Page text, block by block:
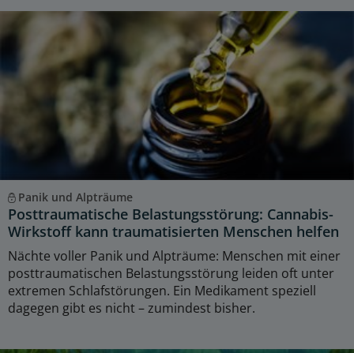
Panik und Alpträume
Posttraumatische Belastungsstörung: Cannabis-
Wirkstoff kann traumatisierten Menschen helfen
Nächte voller Panik und Alpträume: Menschen mit einer
posttraumatischen Belastungsstörung leiden oft unter
extremen Schlafstörungen. Ein Medikament speziell
dagegen gibt es nicht – zumindest bisher.